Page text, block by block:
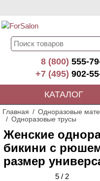
8 (800)555-
+7 (495)902-
КАТАЛОГ
Главная Одноразовые
Одноразовые трусы
Женские
бикини с
размер
5 / 2